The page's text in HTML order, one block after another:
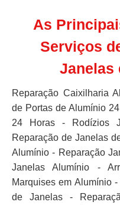
As
Serviços
Janelas
Reparação Caixilharia
de Portas de Alumínio
24 Horas - Rodízios
Reparação de Janelas
Alumínio - Reparação
Janelas Alumínio -
Marquises em Alumínio
de Janelas -